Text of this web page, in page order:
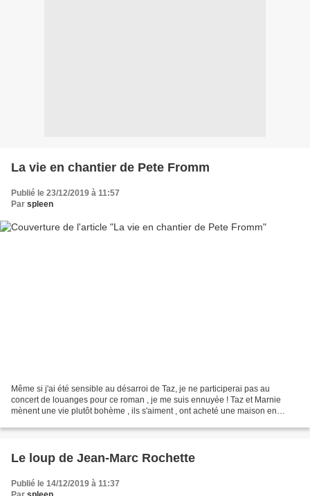
La vie en chantier de Pete Fromm
Publié le 23/12/2019 à 11:57
Par spleen
Même si j'ai été sensible au désarroi de Taz, je ne participerai pas au
concert de louanges pour ce roman , je me suis ennuyée ! Taz et Marnie
mènent une vie plutôt bohème , ils s'aiment , ont acheté une maison en
Le loup de Jean-Marc Rochette
Publié le 14/12/2019 à 11:37